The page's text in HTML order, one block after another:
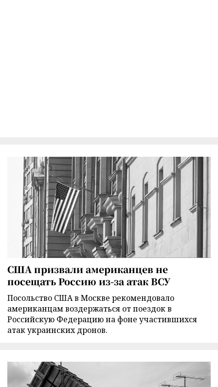
США призвали американцев не
посещать Россию из-за атак ВСУ
Посольство США в Москве рекомендовало
американцам воздержаться от поездок в
Российскую Федерацию на фоне участившихся
атак украинских дронов.